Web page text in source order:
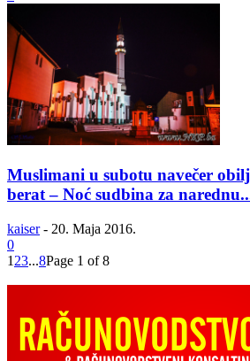
Muslimani u subotu navečer
berat – Noć sudbina za
kaiser - 20. Maja 2016.
0
1 23...8Page 1 of 8